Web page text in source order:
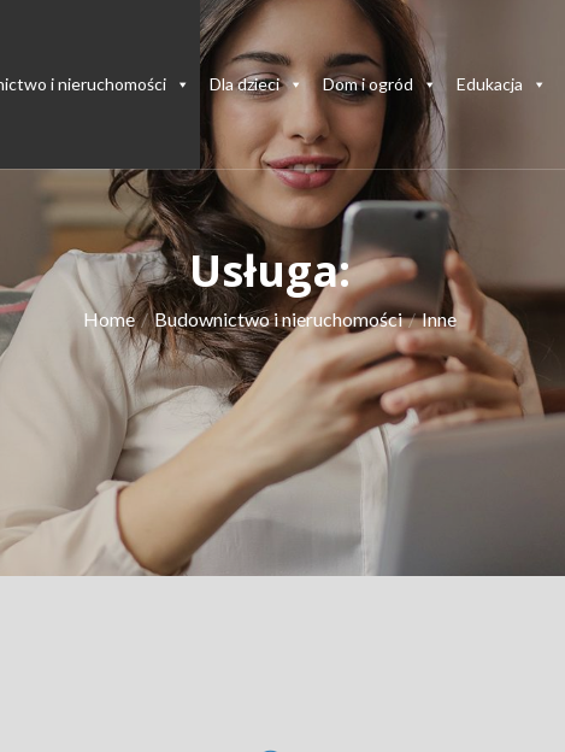
i nieruchomości Dla dzieci Dom i ogród Edukacja
Usługa:
Home Budownictwo i nieruchomości Inne